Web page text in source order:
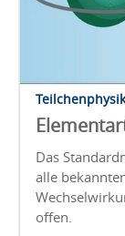
Teilchenphysik
Das
alle
offen.